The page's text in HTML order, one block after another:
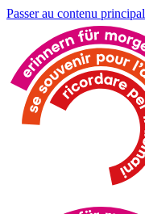
Passer au contenu principal